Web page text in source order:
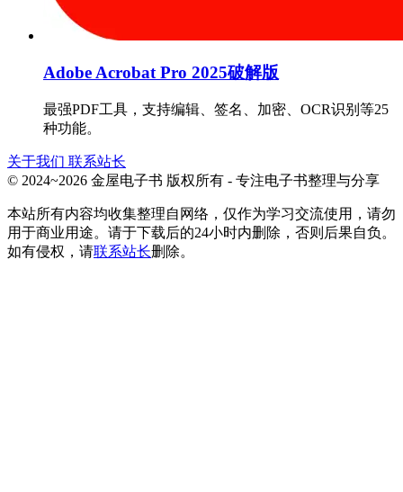
Adobe Acrobat Pro 2025破解版
最强PDF工具，支持编辑、签名、加密、OCR识别等25
种功能。
关于我们 联系站长
© 2024~2026 金屋电子书 版权所有 - 专注电子书整理与分享
本站所有内容均收集整理自网络，仅作为学习交流使用，请勿
用于商业用途。请于下载后的24小时内删除，否则后果自负。
如有侵权，请联系站长删除。